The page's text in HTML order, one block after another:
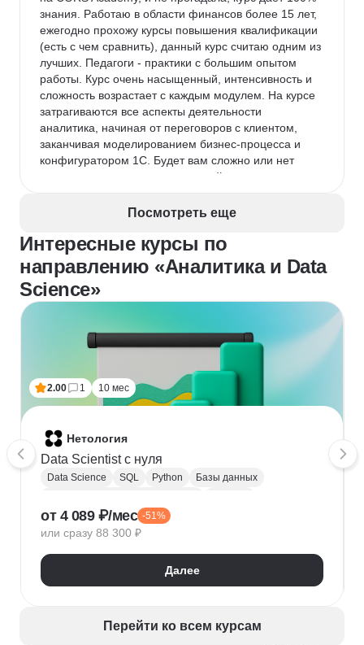
знания. Работаю в области финансов более 15 лет,
ежегодно прохожу курсы повышения квалификации
(есть с чем сравнить), данный курс считаю одним из
лучших. Педагоги - практики с большим опытом
работы. Курс очень насыщенный, интенсивность и
сложность возрастает с каждым модулем. На курсе
затрагиваются все аспекты деятельности
аналитика, начиная от переговоров с клиентом,
заканчивая моделированием бизнес-процесса и
конфигуратором 1С. Будет вам сложно или нет
зависит от степени именно вашей подготовки,
опыта, навыков и наличие свободного времени и
не легко и что данный курс охватывает множество
областей знаний, которые необходимо в
дальнейшем развивать в себе как будущему
специалисту. CORS Academy проводит много
курсов присмотрела для обучения). Курс отличный,
Посмотреть еще
Интересные курсы по
направлению «Аналитика и Data
Science»
2.00 1 10 мес
Нетология
Data Scientist с нуля
Data Science SQL Python
Базы данных
Keras
Машинное обучение
Искусственный интеллект
Математика для Data Science
Статистика
Pandas
от 4 089 ₽/мес -51%
или сразу 88 300 ₽
Далее
Перейти ко всем курсам